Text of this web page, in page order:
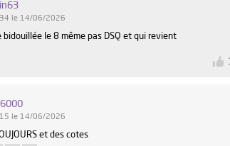
le 14/06/2026
bidouillée le 8 même pas DSQ et qui revient
le 14/06/2026
et des cotes